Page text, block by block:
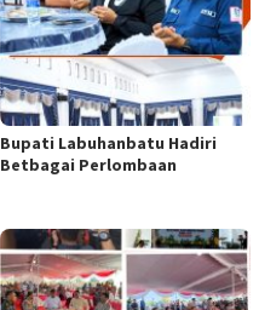
Bupati Labuhanbatu Hadiri
Betbagai Perlombaan